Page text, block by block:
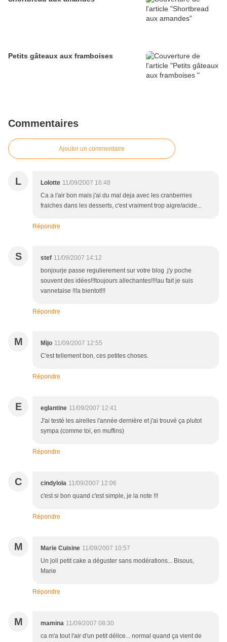
Petits gâteaux aux framboises
Commentaires
Ajouter un commentaire
L Lolotte 11/09/2007 16:48
Ca a l'air bon mais j'ai du mal deja avec les cranberries
fraiches dans les desserts, c'est vraiment trop aigre/acide...
Répondre
S stef 11/09/2007 14:12
bonjourje passe regulierement sur votre blog .j'y poche
souvent des idées!!!toujours allechantes!!!!au fait je suis
vannetaise !!!a bientot!!!
Répondre
M Mijo 11/09/2007 12:55
C'est tellement bon, ces petites choses.
Répondre
E eglantine 11/09/2007 12:41
J'ai testé les airelles l'année dernière et j'ai trouvé ça plutot
sympa (comme toi, en muffins)
Répondre
C cindylola 11/09/2007 12:06
c'est si bon quand c'est simple, je la note !!!
Répondre
M Marie Cuisine 11/09/2007 10:57
Un joli petit cake a déguster sans modérations... Bisous,
Marie
Répondre
M mamina 11/09/2007 08:30
ca m'a tout l'air d'un petit délice... normal quand ça vient de